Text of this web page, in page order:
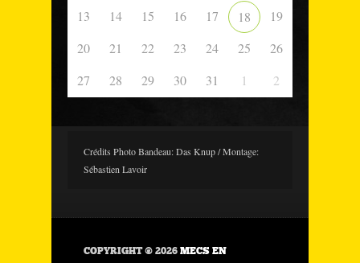
13
14 15 16 17 18
19
20
21 22 23 24 25
26
27
28 29 30 31 1 2
Crédits Photo Bandeau: Das Knup / Montage:
Sébastien Lavoir
COPYRIGHT © 2026 MECS EN